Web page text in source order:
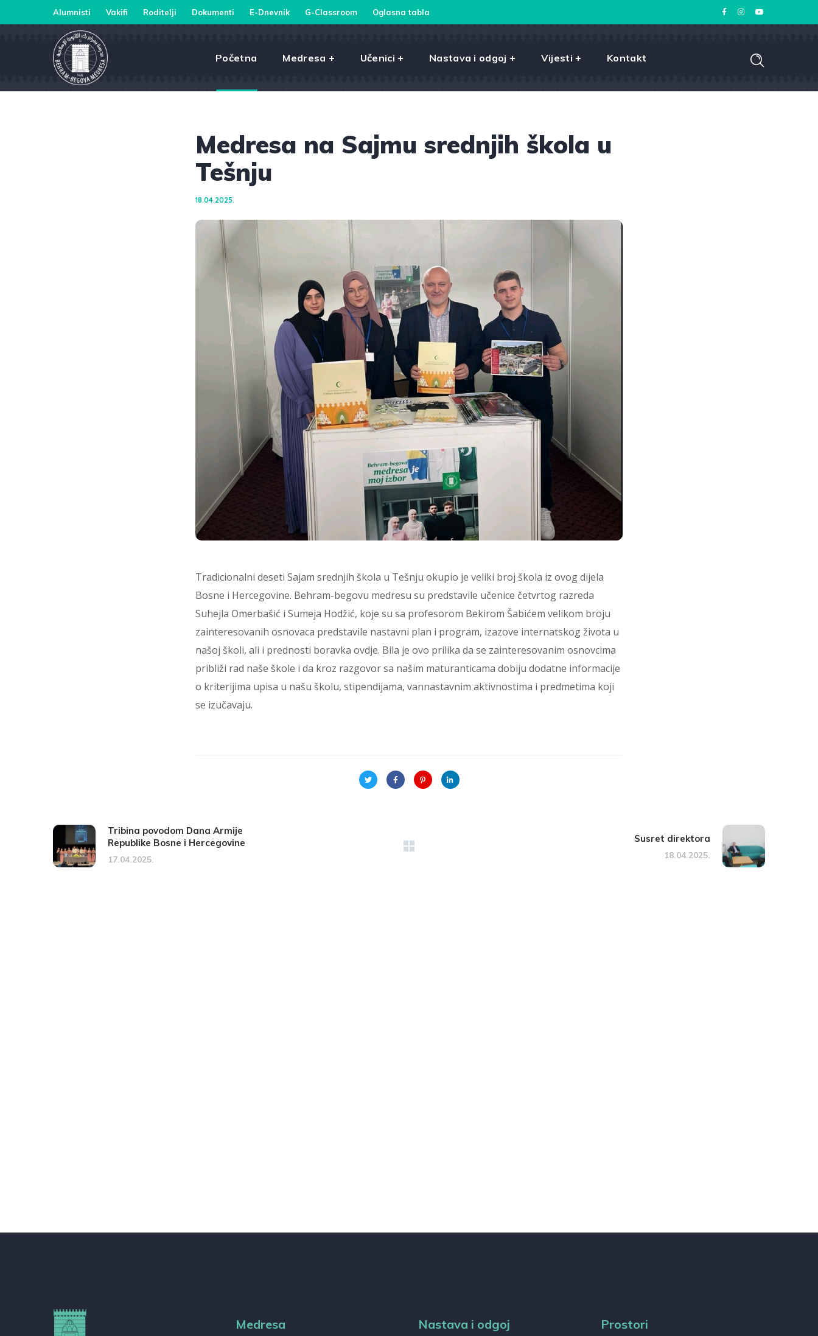
Alumnisti Vakifi Roditelji Dokumenti E-Dnevnik G-Classroom Oglasna tabla
Početna Medresa Učenici Nastava i odgoj Vijesti Kontakt
Medresa na Sajmu srednjih škola u
Tešnju
18.04.2025.
Tradicionalni deseti Sajam srednjih škola u Tešnju okupio je veliki broj škola iz ovog dijela
Bosne i Hercegovine. Behram-begovu medresu su predstavile učenice četvrtog razreda
Suhejla Omerbašić i Sumeja Hodžić, koje su sa profesorom Bekirom Šabićem velikom broju
zainteresovanih osnovaca predstavile nastavni plan i program, izazove internatskog života u
našoj školi, ali i prednosti boravka ovdje. Bila je ovo prilika da se zainteresovanim osnovcima
približi rad naše škole i da kroz razgovor sa našim maturanticama dobiju dodatne informacije
o kriterijima upisa u našu školu, stipendijama, vannastavnim aktivnostima i predmetima koji
se izučavaju.
Tribina povodom Dana Armije
Republike Bosne i Hercegovine
17.04.2025.
Susret direktora
18.04.2025.
Medresa Nastava i odgoj Prostori